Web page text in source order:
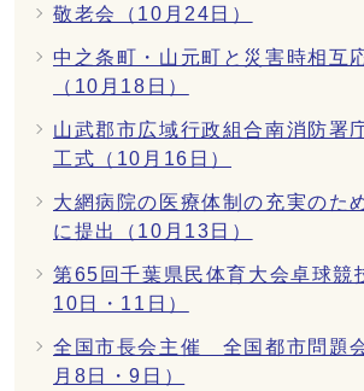
敬老会（10月24日）
中之条町・山元町と災害時相互
（10月18日）
山武郡市広域行政組合南消防署
工式（10月16日）
大網病院の医療体制の充実のた
に提出（10月13日）
第65回千葉県民体育大会卓球競
10日・11日）
全国市長会主催 全国都市問題
月8日・9日）